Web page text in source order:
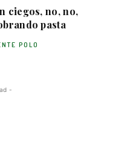
ciegos, no, no,
pasta
POLO
-